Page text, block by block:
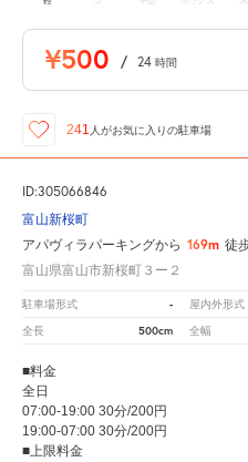
¥500 / 24 時間
241 人がお気に入りの駐車場
ID:305066846
富山新桜町
アパヴィラパーキングから 169m 徒
富山県富山市新桜町３ー２
駐車場形式 - 屋内外形式
全長 500cm 全幅
■料金
全日
07:00-19:00 30分/200円
19:00-07:00 30分/200円
■上限料金